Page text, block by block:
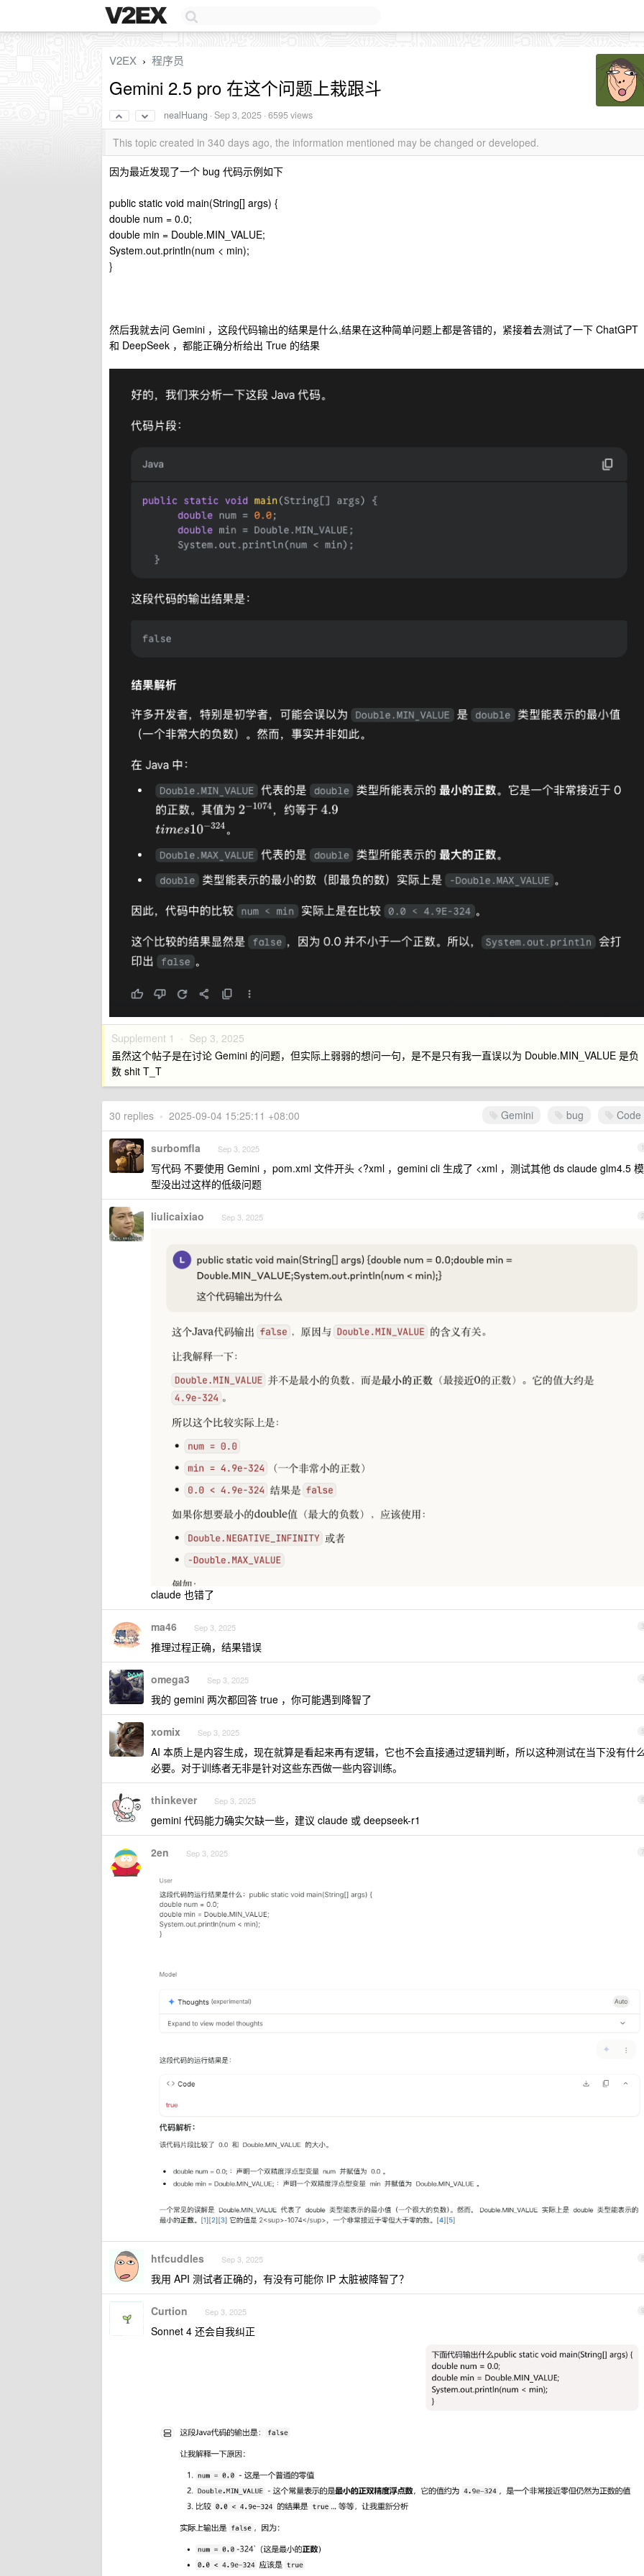
V2EX › 程序员
Gemini 2.5 pro 在这个问题上栽跟斗
nealHuang ·Sep 3, 2025 · 6595 views
This topic created in 340 days ago, the information mentioned may be changed or developed.
因为最近发现了一个 bug 代码示例如下
public static void main(String[] args) {
double num = 0.0;
double min = Double.MIN_VALUE;
System.out.println(num < min);
}
然后我就去问 Gemini ，这段代码输出的结果是什么,结果在这种简单问题上都是答错的，紧接着去测试了一下 ChatGPT
和 DeepSeek ，都能正确分析给出 True 的结果
Supplement 1 · Sep 3, 2025
虽然这个帖子是在讨论 Gemini 的问题，但实际上弱弱的想问一句，是不是只有我一直误以为 Double.MIN_VALUE 是负
数 shit T_T
Gemini bug Code
30 replies • 2025-09-04 15:25:11 +08:00
1
surbomfla Sep 3, 2025
写代码 不要使用 Gemini ，pom.xml 文件开头 <?xml ，gemini cli 生成了 <xml ，测试其他 ds claude glm4.5 模
型没出过这样的低级问题
2
liulicaixiao Sep 3, 2025
claude 也错了
3
ma46 Sep 3, 2025
推理过程正确，结果错误
4
omega3 Sep 3, 2025
我的 gemini 两次都回答 true ，你可能遇到降智了
5
xomix Sep 3, 2025
AI 本质上是内容生成，现在就算是看起来再有逻辑，它也不会直接通过逻辑判断，所以这种测试在当下没有什
必要。对于训练者无非是针对这些东西做一些内容训练。
6
thinkever Sep 3, 2025
gemini 代码能力确实欠缺一些，建议 claude 或 deepseek-r1
7
2en Sep 3, 2025
8
htfcuddles Sep 3, 2025
我用 API 测试者正确的，有没有可能你 IP 太脏被降智了？
9
Curtion Sep 3, 2025
Sonnet 4 还会自我纠正